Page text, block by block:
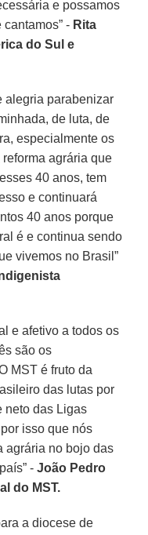
e possamos
- Rita
do Sul e
alegria parabenizar
de luta, de
especialmente os
agrária que
40 anos, tem
e continuará
40 anos porque
é e continua sendo
vivemos no Brasil”
e afetivo a todos os
são os
MST é fruto da
das lutas por
neto das Ligas
isso que nós
agrária no bojo das
- João Pedro
do MST.
a diocese de